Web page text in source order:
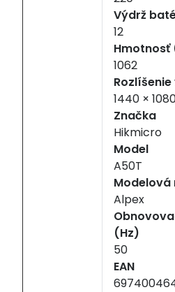
Výdrž
12
Hmotnosť
1062
1440 ×
Značka
Hikmicro
Model
A50T
Modelová
Alpex
(Hz)
50
EAN